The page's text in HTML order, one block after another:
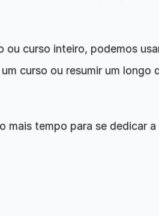
curso inteiro, podemos
curso ou resumir um longo
mais tempo para se dedicar